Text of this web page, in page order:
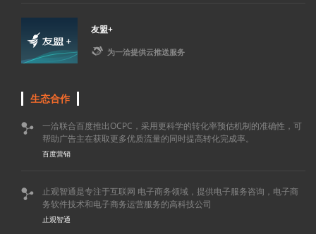
友盟+
 为一洽提供云推送服务
生态合作

一洽联合百度推出OCPC，采用更科学的转化率预估机制的准确性，可
帮助广告主在获取更多优质流量的同时提高转化完成率。
百度营销

止观智通是专注于互联网 电子商务领域，提供电子服务咨询，电子商
务软件技术和电子商务运营服务的高科技公司
止观智通